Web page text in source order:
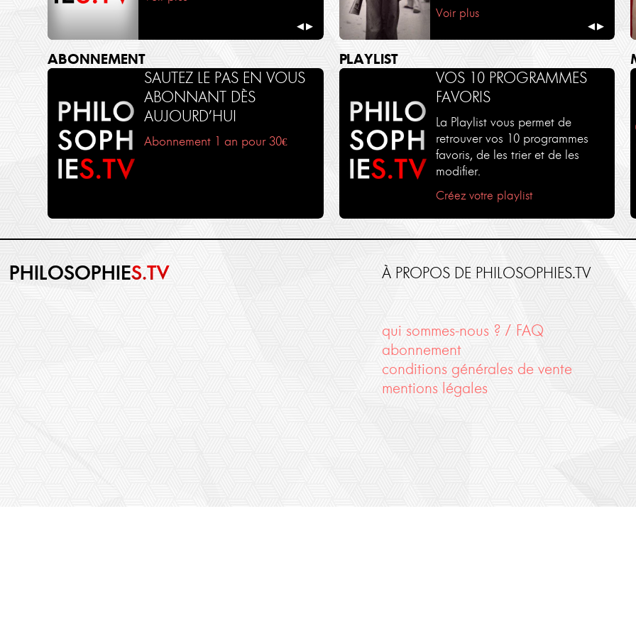
◀▶
Voir plus
◀▶
ABONNEMENT
SAUTEZ LE PAS EN VOUS
ABONNANT DÈS
AUJOURD’HUI
Abonnement 1 an pour 30€
PLAYLIST
VOS 10 PROGRAMMES
FAVORIS
La Playlist vous permet de
retrouver vos 10 programmes
favoris, de les trier et de les
modifier.
Créez votre playlist
PHILOSOPHIES.TV À PROPOS DE PHILOSOPHIES.TV
qui sommes-nous ? / FAQ
abonnement
conditions générales de vente
mentions légales